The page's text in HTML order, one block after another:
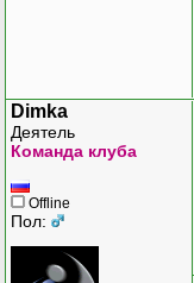
Dimka
Деятель
Команда клуба
Offline
Пол: